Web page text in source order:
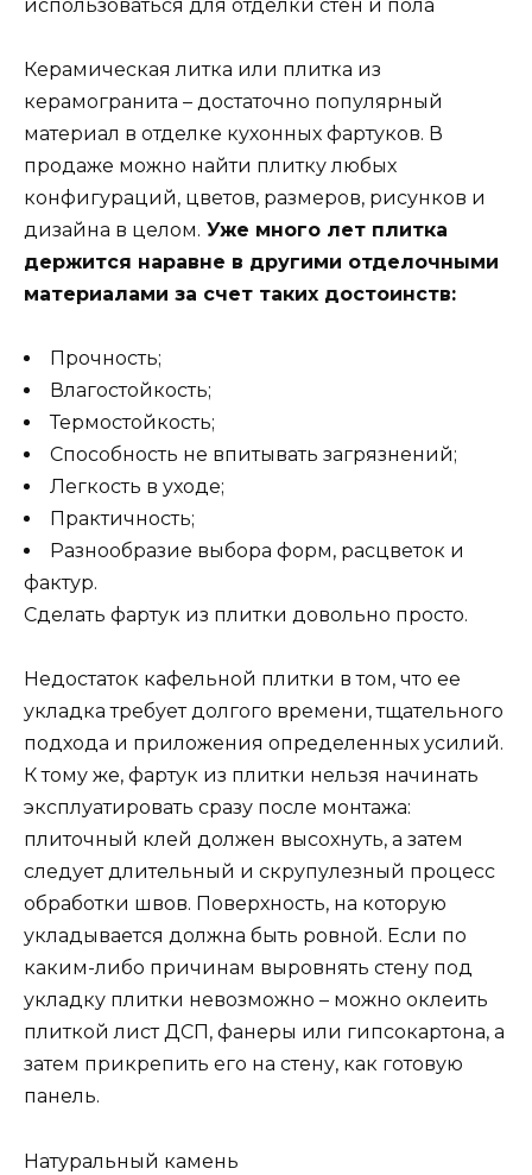
использоваться для отделки стен и пола
Керамическая литка или плитка из
керамогранита – достаточно популярный
материал в отделке кухонных фартуков. В
продаже можно найти плитку любых
конфигураций, цветов, размеров, рисунков и
дизайна в целом. Уже много лет плитка
держится наравне в другими отделочными
материалами за счет таких достоинств:
Прочность;
Влагостойкость;
Термостойкость;
Способность не впитывать загрязнений;
Легкость в уходе;
Практичность;
Разнообразие выбора форм, расцветок и
фактур.
Сделать фартук из плитки довольно просто.
Недостаток кафельной плитки в том, что ее
укладка требует долгого времени, тщательного
подхода и приложения определенных усилий.
К тому же, фартук из плитки нельзя начинать
эксплуатировать сразу после монтажа:
плиточный клей должен высохнуть, а затем
следует длительный и скрупулезный процесс
обработки швов. Поверхность, на которую
укладывается должна быть ровной. Если по
каким-либо причинам выровнять стену под
укладку плитки невозможно – можно оклеить
плиткой лист ДСП, фанеры или гипсокартона, а
затем прикрепить его на стену, как готовую
панель.
Натуральный камень